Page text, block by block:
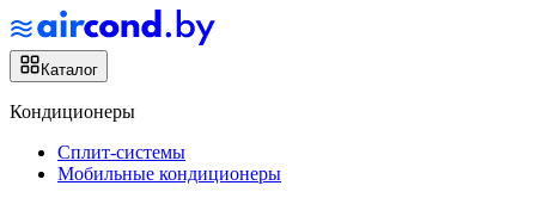
Каталог
Кондиционеры
Сплит-системы
Мобильные кондиционеры